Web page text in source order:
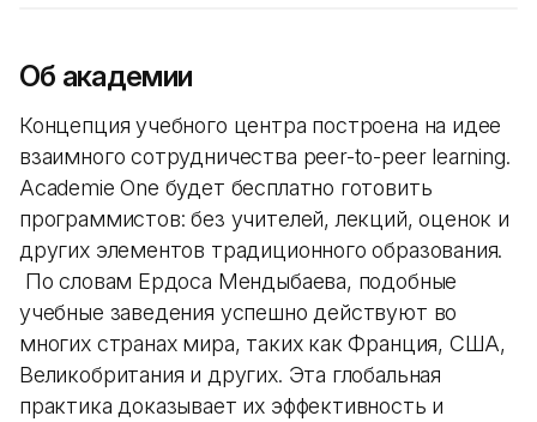
Об академии
Концепция учебного центра построена на идее
взаимного сотрудничества peer-to-peer learning.
Academie One будет бесплатно готовить
программистов: без учителей, лекций, оценок и
других элементов традиционного образования.
По словам Ердоса Мендыбаева, подобные
учебные заведения успешно действуют во
многих странах мира, таких как Франция, США,
Великобритания и других. Эта глобальная
практика доказывает их эффективность и